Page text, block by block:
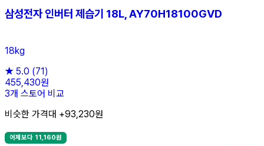
삼성전자 인버터 제습기 18L, AY70H18100GVD
18kg
★ 5.0 (71)
455,430원
3개 스토어 비교
비슷한 가격대 +93,230원
어제보다 11,160원